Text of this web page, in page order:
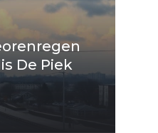
De Piek